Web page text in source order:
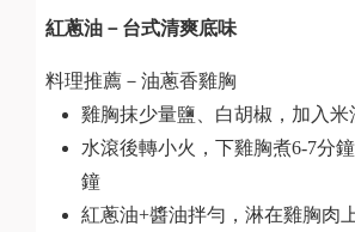
紅蔥油－台式清爽底味
料理推薦－油蔥香雞胸
雞胸抹少量鹽、白胡椒，加入米
水滾後轉小火，下雞胸煮6-7分
鐘
紅蔥油+醬油拌勻，淋在雞胸肉